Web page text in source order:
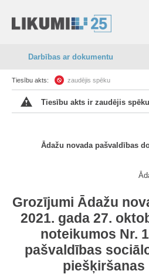
Darbības ar dokumentu
Tiesību akts: zaudējis spēku
Tiesību akts ir zaudējis
Ādažu novada pašvaldības
Grozījumi Ādažu
2021. gada 27.
noteikumos Nr.
pašvaldības